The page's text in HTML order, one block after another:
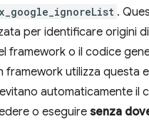
x_google_ignoreList .
per identificare origini
framework o il codice
framework utilizza questa
automaticamente il
o eseguiresenza